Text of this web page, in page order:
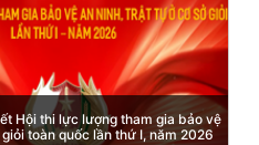
xuất nhập cảnh: Hướng dẫn những
lĩnh vực xuất cảnh, nhập cảnh
việt nam từ ngày 01/7/2026